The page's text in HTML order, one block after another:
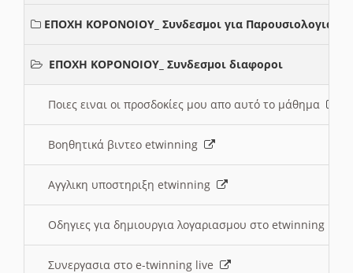
ΕΠΟΧΗ ΚΟΡΟΝΟΙΟΥ_ Συνδεσμοι για Παρουσιολογια
ΕΠΟΧΗ ΚΟΡΟΝΟΙΟΥ_ Συνδεσμοι διαφοροι
Ποιες ειναι οι προσδοκίες μου απο αυτό το μάθημα
Βοηθητικά βιντεο etwinning
Αγγλικη υποστηριξη etwinning
Οδηγιες για δημιουργια λογαριασμου στο etwinning
Συνεργασια στο e-twinning live